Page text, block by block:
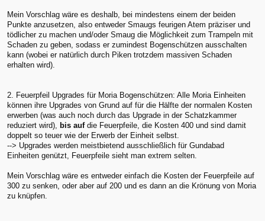
Mein Vorschlag wäre es deshalb, bei mindestens einem der beiden
Punkte anzusetzen, also entweder Smaugs feurigen Atem präziser und
tödlicher zu machen und/oder Smaug die Möglichkeit zum Trampeln mit
Schaden zu geben, sodass er zumindest Bogenschützen ausschalten
kann (wobei er natürlich durch Piken trotzdem massiven Schaden
erhalten wird).
2. Feuerpfeil Upgrades für Moria Bogenschützen: Alle Moria Einheiten
können ihre Upgrades von Grund auf für die Hälfte der normalen Kosten
erwerben (was auch noch durch das Upgrade in der Schatzkammer
reduziert wird), bis aufdie Feuerpfeile, die Kosten 400 und sind damit
doppelt so teuer wie der Erwerb der Einheit selbst.
--> Upgrades werden meistbietend ausschließlich für Gundabad
Einheiten genützt, Feuerpfeile sieht man extrem selten.
Mein Vorschlag wäre es entweder einfach die Kosten der Feuerpfeile auf
300 zu senken, oder aber auf 200 und es dann an die Krönung von Moria
zu knüpfen.